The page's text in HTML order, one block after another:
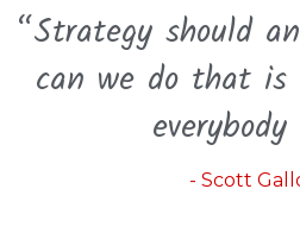
“Strategy should
can we do that
- Scott